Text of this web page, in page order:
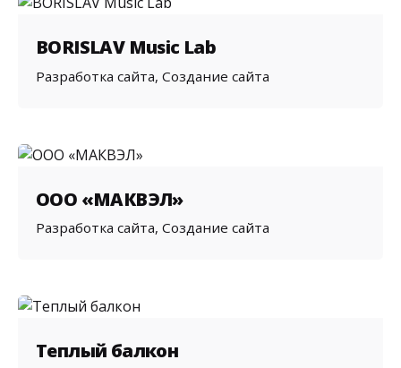
BORISLAV Music Lab
Разработка сайта Создание сайта
ООО «МАКВЭЛ»
Разработка сайта Создание сайта
Теплый балкон